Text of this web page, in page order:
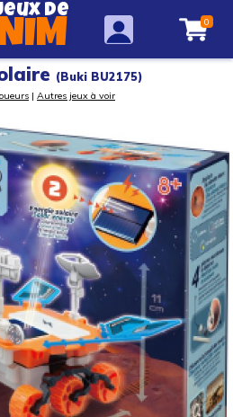
de
0
(Buki BU2175)
| Autres jeux à voir